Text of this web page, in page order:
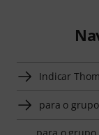
Indicar
para o